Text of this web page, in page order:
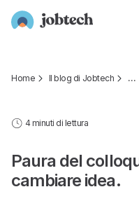
Home Il blog di Jobtech …
4 minuti di lettura
Paura del
cambiare idea.